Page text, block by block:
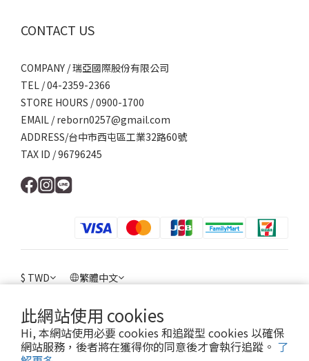
此網站使用 cookies
Hi, 本網站使用必要 cookies 和追蹤型 cookies 以確保
網站服務，後者將在獲得你的同意後才會執行追蹤。 了
CONTACT US
COMPANY / 瑞亞國際股份有限公司
TEL / 04-2359-2366
STORE HOURS / 0900-1700
EMAIL / reborn0257@gmail.com
ADDRESS/台中市西屯區工業32路60號
TAX ID / 96796245
$ TWD 繁體中文
提醒您，我們不會以電話或簡訊方式通知變更付款方式。